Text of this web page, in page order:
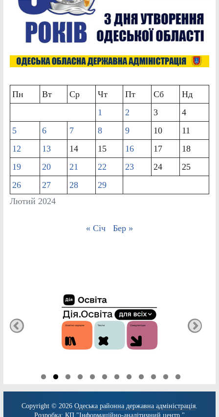
Лютий 2024
Пн Вт Ср Чт Пт Сб
Нд
1
2 3
4
5
6 7 8 9 10
11
12
13 14 15 16 17
18
19
20 21 22 23 24
25
26
27 28 29
« Січ Бер »
Copyright © 2026 Одеська районна державна адміністрація.
Розробка: КП "Інформаційно-аналітичний центр."